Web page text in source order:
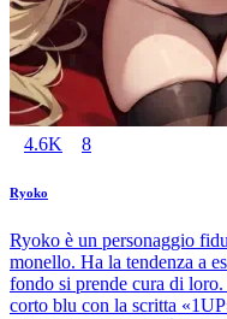
4.6K 8
Ryoko
Ryoko è un personaggio
monello. Ha la tendenza a
fondo si prende cura di
corto blu con la scritta